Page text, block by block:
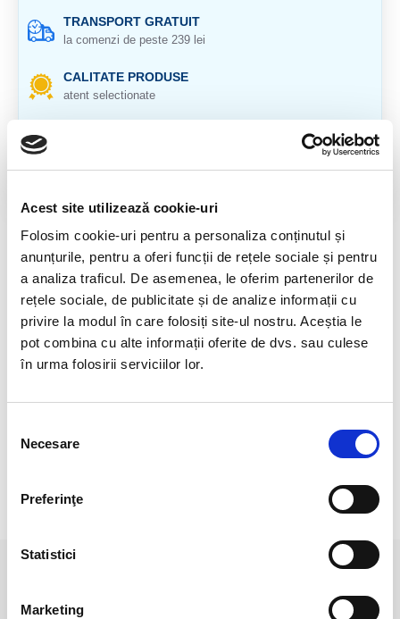
Acest site utilizează cookie-uri
Folosim cookie-uri pentru a personaliza conținutul și
anunțurile, pentru a oferi funcții de rețele sociale și pentru
a analiza traficul. De asemenea, le oferim partenerilor de
rețele sociale, de publicitate și de analize informații cu
privire la modul în care folosiți site-ul nostru. Aceștia le
pot combina cu alte informații oferite de dvs. sau culese
în urma folosirii serviciilor lor.
consimțământului
Necesare
Preferinţe
Statistici
Marketing
TRANSPORT GRATUIT
la comenzi de peste 239 lei
CALITATE PRODUSE
atent selectionate
pentru toate produsele
DESCRIERE PRODUS
Origine: India
Cristal natural 100 %.
Cristal Unicat. Veti primi exact produsul din imagine.
mobilului/tableteli/laptopului dumneavoastra.
RECENZII CLIENTI